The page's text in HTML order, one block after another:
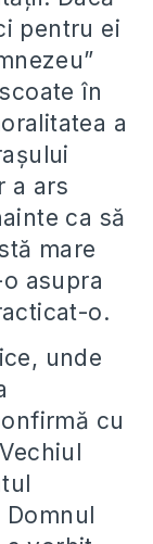
pentru ei
în
a
a ars
ca să
mare
asupra
o.
unde
cu